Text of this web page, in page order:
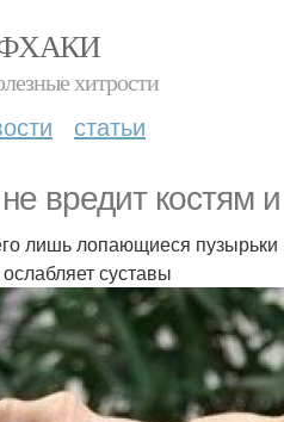
хитрости
статьи
вредит костям
лишь лопающиеся пузырьки
суставы